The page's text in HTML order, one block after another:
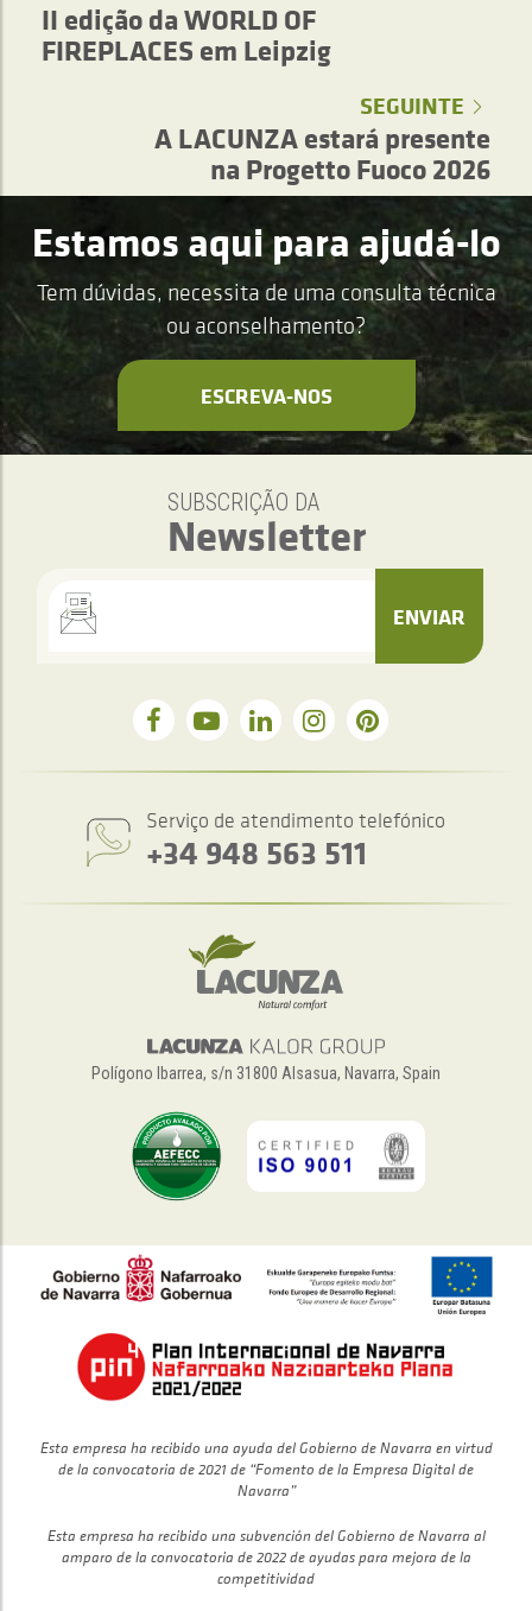
II edição da WORLD OF
FIREPLACES em Leipzig
A LACUNZA estará presente
na Progetto Fuoco 2026
SEGUINTE
Estamos aqui para ajudá-lo
Tem dúvidas, necessita de uma consulta técnica
ou aconselhamento?
ESCREVA-NOS
SUBSCRIÇÃO DA
Newsletter
ENVIAR
Serviço de atendimento telefónico
+34 948 563 511
Polígono Ibarrea, s/n 31800 Alsasua, Navarra, Spain
Esta empresa ha recibido una ayuda del Gobierno de Navarra en virtud
de la convocatoria de 2021 de “Fomento de la Empresa Digital de
Navarra”
Esta empresa ha recibido una subvención del Gobierno de Navarra al
amparo de la convocatoria de 2022 de ayudas para mejora de la
competitividad